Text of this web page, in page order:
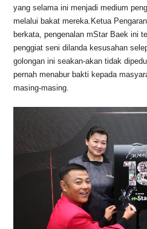
yang selama ini menjadi medium
melalui bakat mereka.Ketua
berkata, pengenalan mStar Baek ini
penggiat seni dilanda kesusahan
golongan ini seakan-akan tidak
pernah menabur bakti kepada
masing-masing.